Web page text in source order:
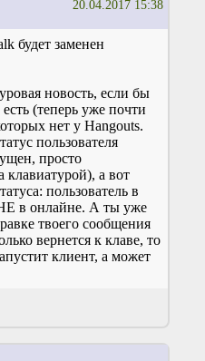
20.04.2017 15:38
будет заменен
новость, если бы
(теперь уже почти
нет у Hangouts.
пользователя
просто
клавиатурой), а вот
пользователь в
в онлайне. А ты уже
твоего сообщения
вернется к клаве, то
клиент, а может